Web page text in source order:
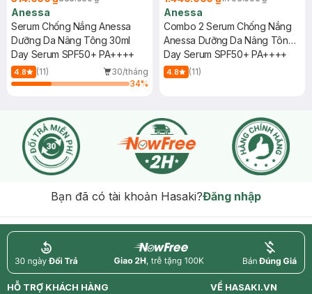
Anessa
Serum Chống Nắng Anessa
Dưỡng Da Nâng Tông 30ml
Day Serum SPF50+ PA++++
4.8 (11)
30/tháng
34%
Anessa
Combo 2 Serum Chống Nắng
Anessa Dưỡng Da Nâng Tông
30ml
Day Serum SPF50+ PA++++
4.8 (11)
Bạn đã có tài khoản Hasaki?Đăng nhập
return nowfree price
HỖ TRỢ KHÁCH HÀNG
VỀ HASAKI.VN